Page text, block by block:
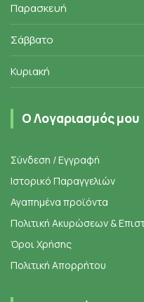
Παρασκευή
Σάββατο
Κυριακή
Ο Λογαριασμός μου
Σύνδεση / Εγγραφή
Ιστορικό Παραγγελιών
Αγαπημένα προϊόντα
Πολιτική Ακυρώσεων &
Όροι Χρήσης
Πολιτική Απορρήτου